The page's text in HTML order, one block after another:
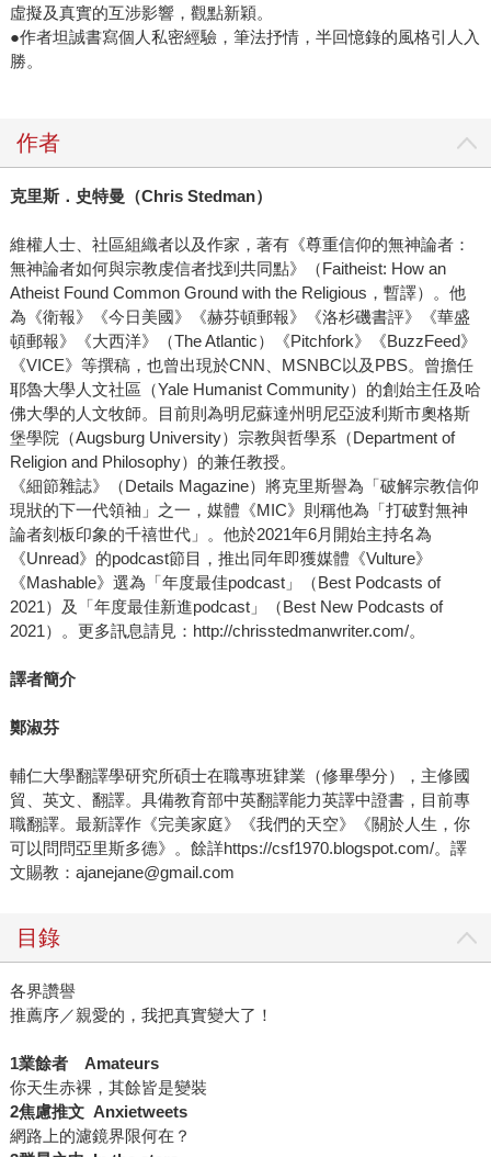
虛擬及真實的互涉影響，觀點新穎。
●作者坦誠書寫個人私密經驗，筆法抒情，半回憶錄的風格引人入
勝。
作者
克里斯．史特曼（Chris Stedman）
維權人士、社區組織者以及作家，著有《尊重信仰的無神論者：
無神論者如何與宗教虔信者找到共同點》（Faitheist: How an
Atheist Found Common Ground with the Religious，暫譯）。他
為《衛報》《今日美國》《赫芬頓郵報》《洛杉磯書評》《華盛
頓郵報》《大西洋》（The Atlantic）《Pitchfork》《BuzzFeed》
《VICE》等撰稿，也曾出現於CNN、MSNBC以及PBS。曾擔任
耶魯大學人文社區（Yale Humanist Community）的創始主任及哈
佛大學的人文牧師。目前則為明尼蘇達州明尼亞波利斯市奧格斯
堡學院（Augsburg University）宗教與哲學系（Department of
Religion and Philosophy）的兼任教授。
《細節雜誌》（Details Magazine）將克里斯譽為「破解宗教信仰
現狀的下一代領袖」之一，媒體《MIC》則稱他為「打破對無神
論者刻板印象的千禧世代」。他於2021年6月開始主持名為
《Unread》的podcast節目，推出同年即獲媒體《Vulture》
《Mashable》選為「年度最佳podcast」（Best Podcasts of
2021）及「年度最佳新進podcast」（Best New Podcasts of
2021）。更多訊息請見：http://chrisstedmanwriter.com/。
譯者簡介
鄭淑芬
輔仁大學翻譯學研究所碩士在職專班肄業（修畢學分），主修國
貿、英文、翻譯。具備教育部中英翻譯能力英譯中證書，目前專
職翻譯。最新譯作《完美家庭》《我們的天空》《關於人生，你
可以問問亞里斯多德》。餘詳https://csf1970.blogspot.com/。譯
文賜教：ajanejane@gmail.com
目錄
各界讚譽
推薦序／親愛的，我把真實變大了！
1業餘者 Amateurs
你天生赤裸，其餘皆是變裝
2焦慮推文Anxietweets
網路上的濾鏡界限何在？